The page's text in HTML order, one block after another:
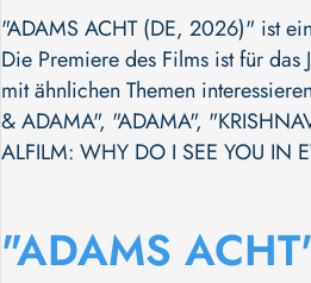
"ADAMS ACHT (DE, 2026)" ist
Die Premiere des Films ist für
mit ähnlichen Themen
& ADAMA", "ADAMA",
ALFILM: WHY DO I SEE YOU IN
"ADAMS